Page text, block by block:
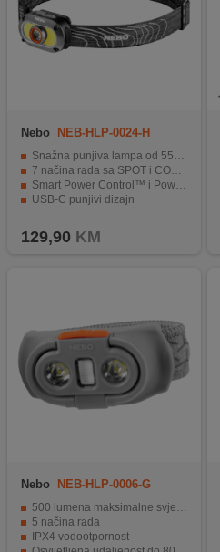
Nebo NEB-HLP-0024-H
Snažna punjiva lampa od 550 lumena
7 načina rada sa SPOT i COB izvorima svjetla
Smart Power Control™ i PowerSave™ lockout funkcija
USB-C punjivi dizajn
129,90 KM
Nebo NEB-HLP-0006-G
500 lumena maksimalne svjetline
5 načina rada
IPX4 vodootpornost